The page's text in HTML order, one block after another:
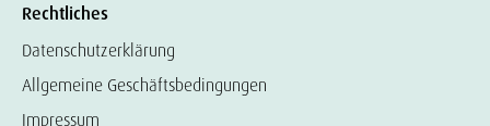
Rechtliches
Datenschutzerklärung
Allgemeine Geschäftsbedingungen
Impressum